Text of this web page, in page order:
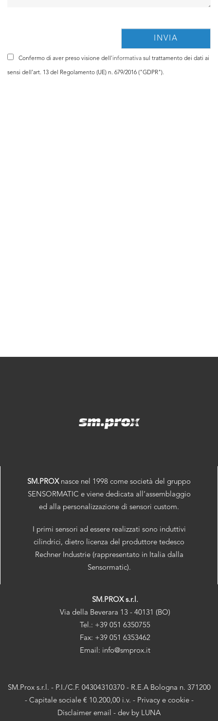
Confermo di aver preso visione dell'informativa sul trattamento dei dati ai
sensi dell’art. 13 del Regolamento (UE) n. 679/2016 ("GDPR").
SM.PROXnasce nel 1998 come società del gruppo
SENSORMATIC e viene dedicata all’assemblaggio
ed alla personalizzazione di sensori custom.
I primi sensori ad essere realizzati sono induttivi
cilindrici, dietro licenza del produttore tedesco
Rechner Industrie (rappresentato in Italia dalla
Sensormatic).
SM.PROX s.r.l.
Via della Beverara 13 - 40131 (BO)
Tel.: +39 051 6350755
Fax: +39 051 6353462
Email: info@smprox.it
SM.Prox s.r.l. - P.I./C.F. 04304310370 - R.E.A Bologna n. 371200
- Capitale sociale € 10.200,00 i.v. - Privacy e cookie-
Disclaimer email - dev by LUNA